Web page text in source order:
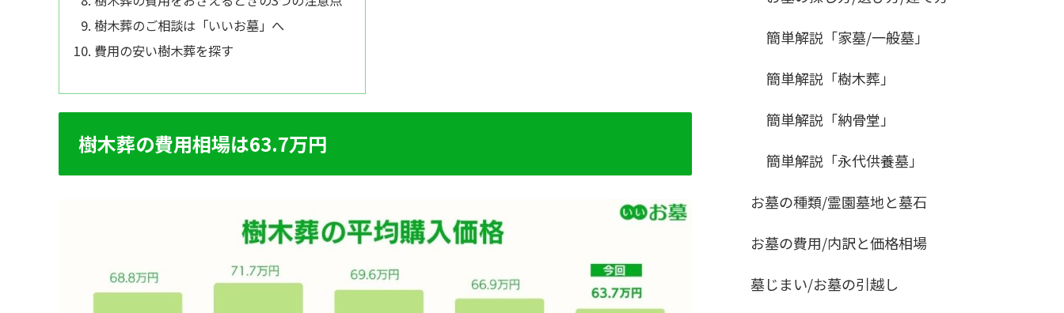
樹木葬のご相談は「いいお墓」へ
費用の安い樹木葬を探す
樹木葬の費用相場は63.7万円
簡単解説「家墓/一般墓」
簡単解説「樹木葬」
簡単解説「納骨堂」
簡単解説「永代供養墓」
お墓の種類/霊園墓地と墓石
お墓の費用/内訳と価格相場
墓じまい/お墓の引越し